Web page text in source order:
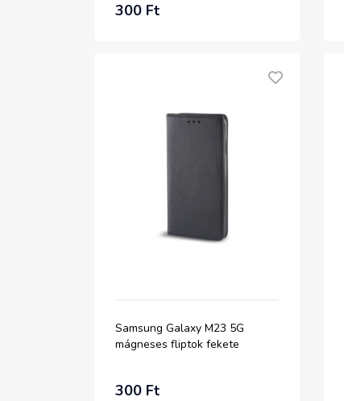
300 Ft
Samsung Galaxy M23 5G
mágneses fliptok fekete
300 Ft